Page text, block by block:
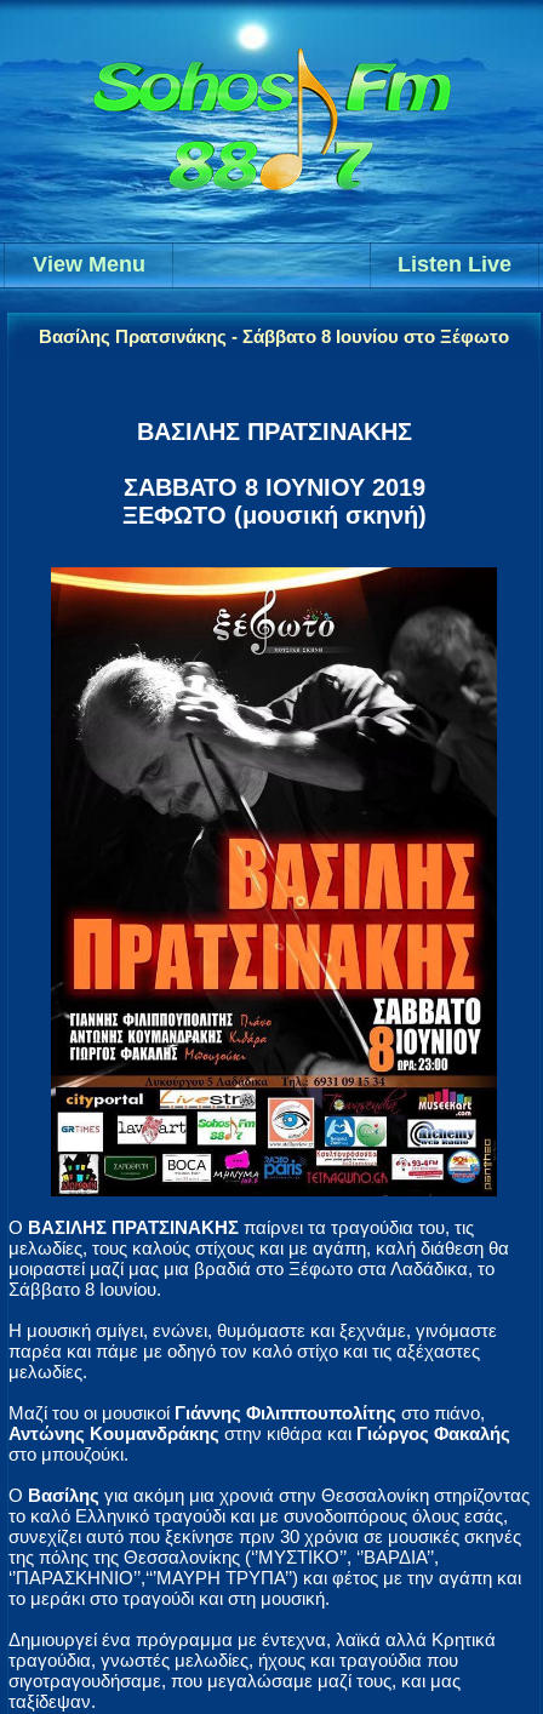
Listen Live
View Menu
Βασίλης Πρατσινάκης - Σάββατο 8 Ιουνίου στο Ξέφωτο
ΒΑΣΙΛΗΣ ΠΡΑΤΣΙΝΑΚΗΣ
ΣΑΒΒΑΤΟ 8 ΙΟΥΝΙΟΥ 2019
ΞΕΦΩΤΟ (μουσική σκηνή)
Ο ΒΑΣΙΛΗΣ ΠΡΑΤΣΙΝΑΚΗΣ παίρνει τα τραγούδια του, τις
μελωδίες, τους καλούς στίχους και με αγάπη, καλή διάθεση θα
μοιραστεί μαζί μας μια βραδιά στο Ξέφωτο στα Λαδάδικα, το
Σάββατο 8 Ιουνίου.
Η μουσική σμίγει, ενώνει, θυμόμαστε και ξεχνάμε, γινόμαστε
παρέα και πάμε με οδηγό τον καλό στίχο και τις αξέχαστες
μελωδίες.
Μαζί του οι μουσικοί Γιάννης Φιλιππουπολίτης στο πιάνο,
Αντώνης Κουμανδράκης στην κιθάρα και Γιώργος Φακαλής
στο μπουζούκι.
Ο Βασίλης για ακόμη μια χρονιά στην Θεσσαλονίκη στηρίζοντας
το καλό Ελληνικό τραγούδι και με συνοδοιπόρους όλους εσάς,
συνεχίζει αυτό που ξεκίνησε πριν 30 χρόνια σε μουσικές σκηνές
της πόλης της Θεσσαλονίκης (‘’ΜΥΣΤΙΚΟ’’, ‘’ΒΑΡΔΙΑ’’,
‘’ΠΑΡΑΣΚΗΝΙΟ’’,‘‘’ΜΑΥΡΗ ΤΡΥΠΑ’’) και φέτος με την αγάπη και
το μεράκι στο τραγούδι και στη μουσική.
Δημιουργεί ένα πρόγραμμα με έντεχνα, λαϊκά αλλά Κρητικά
τραγούδια, γνωστές μελωδίες, ήχους και τραγούδια που
σιγοτραγουδήσαμε, που μεγαλώσαμε μαζί τους, και μας
ταξίδεψαν.